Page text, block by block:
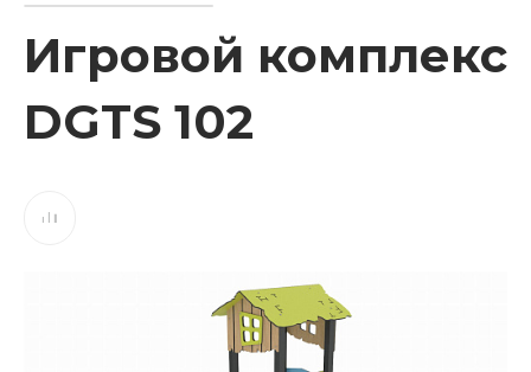
Игровой комплекс
DGTS 102